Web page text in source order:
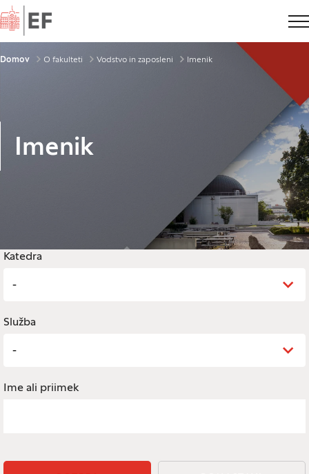
Domov
Drobtinice
Domov O fakulteti Vodstvo in zaposleni Imenik
Imenik
Legenda
Katedra
-
Služba
-
Ime ali priimek